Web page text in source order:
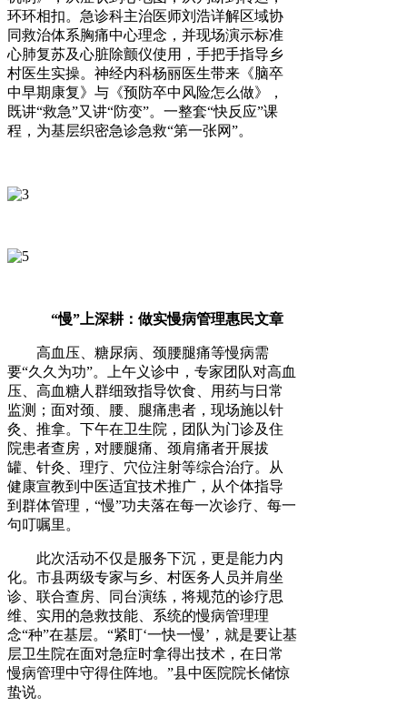
环环相扣。急诊科主治医师刘浩详解区域协
同救治体系胸痛中心理念，并现场演示标准
心肺复苏及心脏除颤仪使用，手把手指导乡
村医生实操。神经内科杨丽医生带来《脑卒
中早期康复》与《预防卒中风险怎么做》，
既讲“救急”又讲“防变”。一整套“快反应”课
程，为基层织密急诊急救“第一张网”。
“慢”上深耕：做实慢病管理惠民文章
高血压、糖尿病、颈腰腿痛等慢病需
要“久久为功”。上午义诊中，专家团队对高血
压、高血糖人群细致指导饮食、用药与日常
监测；面对颈、腰、腿痛患者，现场施以针
灸、推拿。下午在卫生院，团队为门诊及住
院患者查房，对腰腿痛、颈肩痛者开展拔
罐、针灸、理疗、穴位注射等综合治疗。从
健康宣教到中医适宜技术推广，从个体指导
到群体管理，“慢”功夫落在每一次诊疗、每一
句叮嘱里。
此次活动不仅是服务下沉，更是能力内
化。市县两级专家与乡、村医务人员并肩坐
诊、联合查房、同台演练，将规范的诊疗思
维、实用的急救技能、系统的慢病管理理
念“种”在基层。“紧盯‘一快一慢’，就是要让基
层卫生院在面对急症时拿得出技术，在日常
慢病管理中守得住阵地。”县中医院院长储惊
蛰说。